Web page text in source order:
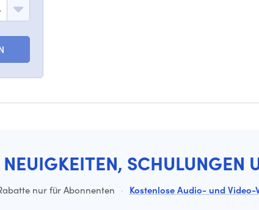
NEUIGKEITEN, SCHULUNGEN
nur für Abonnenten · Kostenlose Audio- und Video-